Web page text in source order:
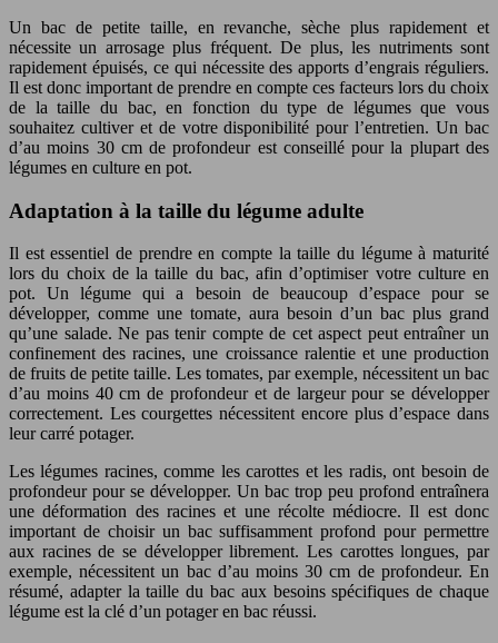
Un bac de petite taille, en revanche, sèche plus rapidement et
nécessite un arrosage plus fréquent. De plus, les nutriments sont
rapidement épuisés, ce qui nécessite des apports d’engrais réguliers.
Il est donc important de prendre en compte ces facteurs lors du choix
de la taille du bac, en fonction du type de légumes que vous
souhaitez cultiver et de votre disponibilité pour l’entretien. Un bac
d’au moins 30 cm de profondeur est conseillé pour la plupart des
légumes en culture en pot.
Adaptation à la taille du légume adulte
Il est essentiel de prendre en compte la taille du légume à maturité
lors du choix de la taille du bac, afin d’optimiser votre culture en
pot. Un légume qui a besoin de beaucoup d’espace pour se
développer, comme une tomate, aura besoin d’un bac plus grand
qu’une salade. Ne pas tenir compte de cet aspect peut entraîner un
confinement des racines, une croissance ralentie et une production
de fruits de petite taille. Les tomates, par exemple, nécessitent un bac
d’au moins 40 cm de profondeur et de largeur pour se développer
correctement. Les courgettes nécessitent encore plus d’espace dans
leur carré potager.
Les légumes racines, comme les carottes et les radis, ont besoin de
profondeur pour se développer. Un bac trop peu profond entraînera
une déformation des racines et une récolte médiocre. Il est donc
important de choisir un bac suffisamment profond pour permettre
aux racines de se développer librement. Les carottes longues, par
exemple, nécessitent un bac d’au moins 30 cm de profondeur. En
résumé, adapter la taille du bac aux besoins spécifiques de chaque
légume est la clé d’un potager en bac réussi.